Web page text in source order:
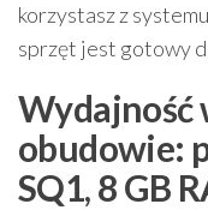
korzystasz z
sprzęt jest gotowy
Wydajność
obudowie:
SQ1, 8 GB